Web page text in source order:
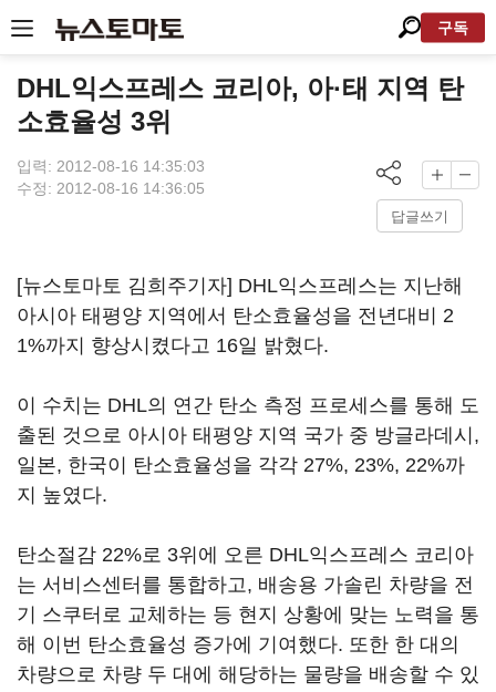
구독
DHL익스프레스 코리아, 아·태 지역 탄
소효율성 3위
입력: 2012-08-16 14:35:03
수정: 2012-08-16 14:36:05
답글쓰기
[뉴스토마토 김희주기자] DHL익스프레스는 지난해
아시아 태평양 지역에서 탄소효율성을 전년대비 2
1%까지 향상시켰다고 16일 밝혔다.
이 수치는 DHL의 연간 탄소 측정 프로세스를 통해 도
출된 것으로 아시아 태평양 지역 국가 중 방글라데시,
일본, 한국이 탄소효율성을 각각 27%, 23%, 22%까
지 높였다.
탄소절감 22%로 3위에 오른 DHL익스프레스 코리아
는 서비스센터를 통합하고, 배송용 가솔린 차량을 전
기 스쿠터로 교체하는 등 현지 상황에 맞는 노력을 통
해 이번 탄소효율성 증가에 기여했다. 또한 한 대의
차량으로 차량 두 대에 해당하는 물량을 배송할 수 있